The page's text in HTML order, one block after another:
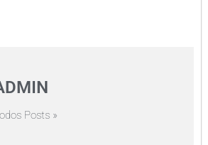
Posts »